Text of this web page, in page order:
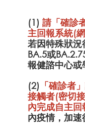
(1) 請「確診
主回報系統(網
若因特殊狀
BA.5或
報健諮中心或
(2) 「確診者
接觸者(密切
內完成自主回
內疫情，加速